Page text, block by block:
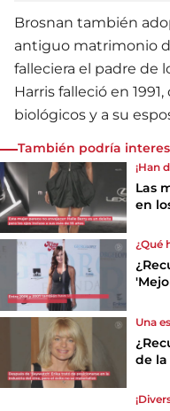
Brosnan también
antiguo matrimonio
falleciera el padre de
Harris falleció en
biológicos y a su
También podría
¡Han
Las
en
¿Qué
Una
de